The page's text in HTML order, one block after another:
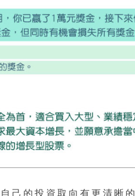
己的投資取向有更清晰